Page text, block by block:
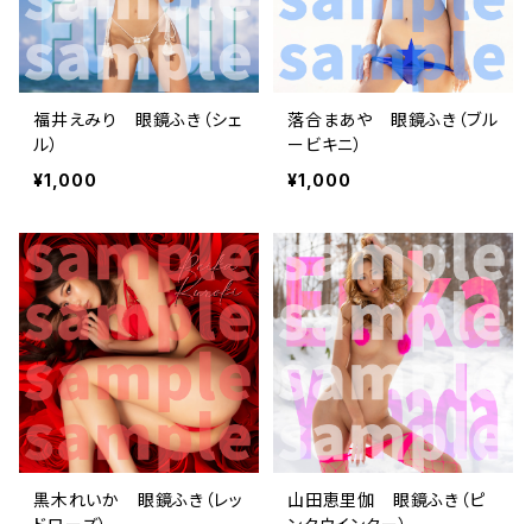
福井えみり 眼鏡ふき（シェ
ル）
¥1,000
落合まあや 眼鏡ふき（ブル
ービキニ）
¥1,000
黒木れいか 眼鏡ふき（レッ
山田恵里伽 眼鏡ふき（ピ